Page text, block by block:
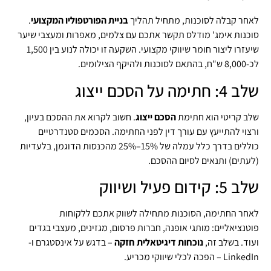
לאחר קבלה לסוכנות, מתחיל תהליךבניית הפורטפוליו המקצועי.
סוכנות אימג' מודלס תקשר אתכם עם צלמים, מאפרות ומעצבי שיער
שיעזרו ליצור חומר שיווקי מקצועי. השקעה זו יכולה לנוע בין 1,500
לכ-8,000 ש"ח, בהתאם לסוכנות ולהיקף הצילומים.
שלב 4: חתימה על הסכם ייצוג
שלב קריטי הוא חתימתהסכם ייצוג. חשוב לקרוא את ההסכם בעיון,
ורצוי להתייעץ עם עורך דין לפני החתימה. הסכמים סטנדרטיים
כוללים בדרך כלל עמלה של 15%–25% מהכנסות הדוגמן, בלעדיות
(לעתים) ותנאים לסיום ההסכם.
שלב 5: קידום פעיל ושיווק
לאחר החתימה, הסוכנות מתחילה לשווק אתכם ללקוחות
פוטנציאליים: מותגי אופנה, חברות פרסום, מגזינים, מעצבי בגדים
ועוד. בשלב זה,נוכחות דיגיטאלית חזקה– בדגש על אינסטגרם ו-
LinkedIn – הפכה לכלי שיווקי מכריע.